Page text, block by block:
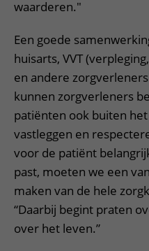
waarderen."
Een goede
huisarts, VVT
en andere
kunnen zorgverleners
patiënten ook buiten
vastleggen en
voor de patiënt
past, moeten we een
maken van de hele
“Daarbij begint praten
over het leven.”